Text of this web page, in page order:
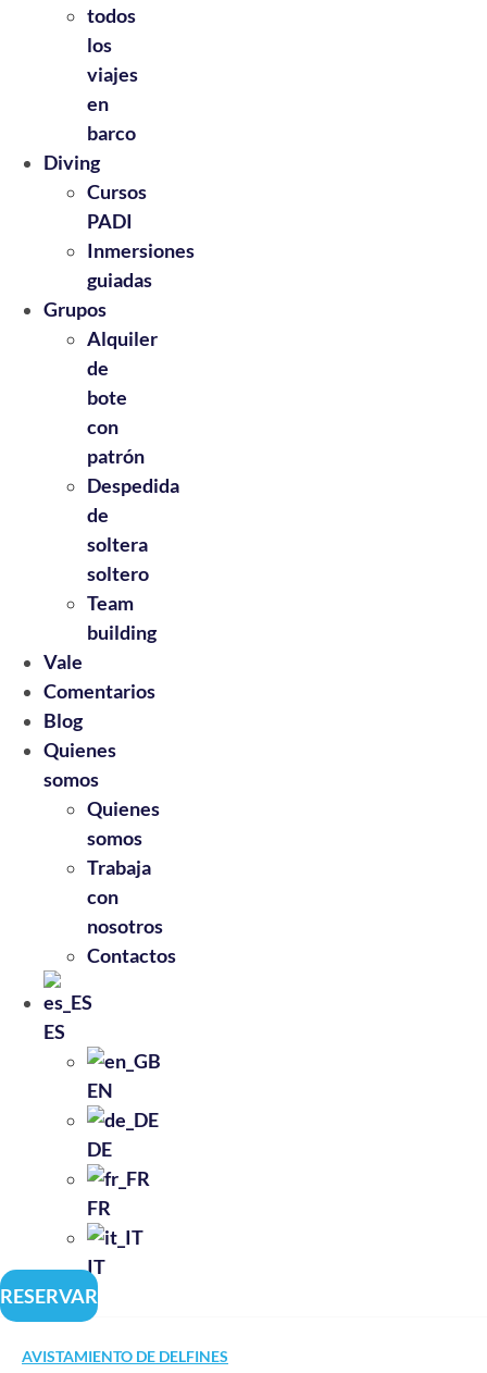
todos
los
viajes
en
barco
Diving
Cursos
PADI
Inmersiones
guiadas
Grupos
Alquiler
de
bote
con
patrón
Despedida
de
soltera
soltero
Team
building
Vale
Comentarios
Blog
Quienes
somos
Quienes
somos
Trabaja
con
nosotros
Contactos
ES
EN
DE
FR
IT
RESERVAR
AVISTAMIENTO DE DELFINES